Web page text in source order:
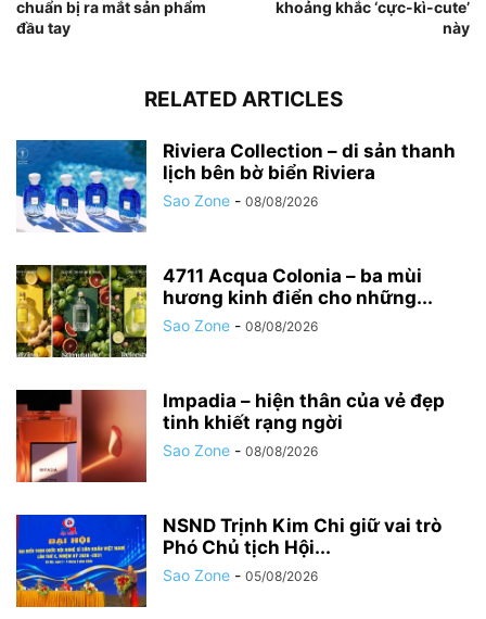
chuẩn bị ra mắt sản phẩm
đầu tay
khoảng khắc ‘cực-kì-cute’
này
RELATED ARTICLES
Riviera Collection – di sản thanh
lịch bên bờ biển Riviera
Sao Zone - 08/08/2026
4711 Acqua Colonia – ba mùi
hương kinh điển cho những...
Sao Zone - 08/08/2026
Impadia – hiện thân của vẻ đẹp
tinh khiết rạng ngời
Sao Zone - 08/08/2026
NSND Trịnh Kim Chi giữ vai trò
Phó Chủ tịch Hội...
Sao Zone - 05/08/2026